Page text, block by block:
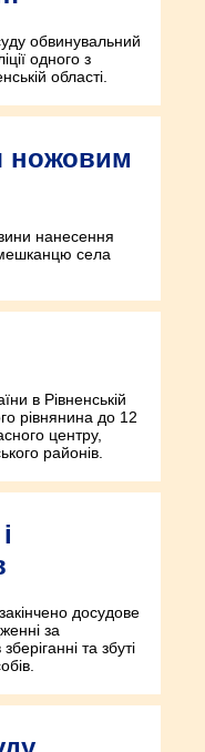
обвинувальний
одного з
області.
ножовим
нанесення
села
в Рівненській
рівнянина до 12
центру,
районів.
досудове
за
та збуті